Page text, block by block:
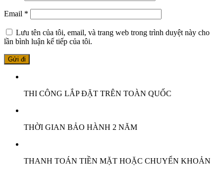
Email *
Lưu tên của tôi, email, và trang web trong trình duyệt này cho
lần bình luận kế tiếp của tôi.
THI CÔNG LẮP ĐẶT TRÊN TOÀN QUỐC
THỜI GIAN BẢO HÀNH 2 NĂM
THANH TOÁN TIỀN MẶT HOẶC CHUYỂN KHOẢN